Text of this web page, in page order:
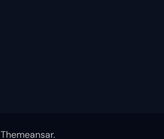
Themeansar.